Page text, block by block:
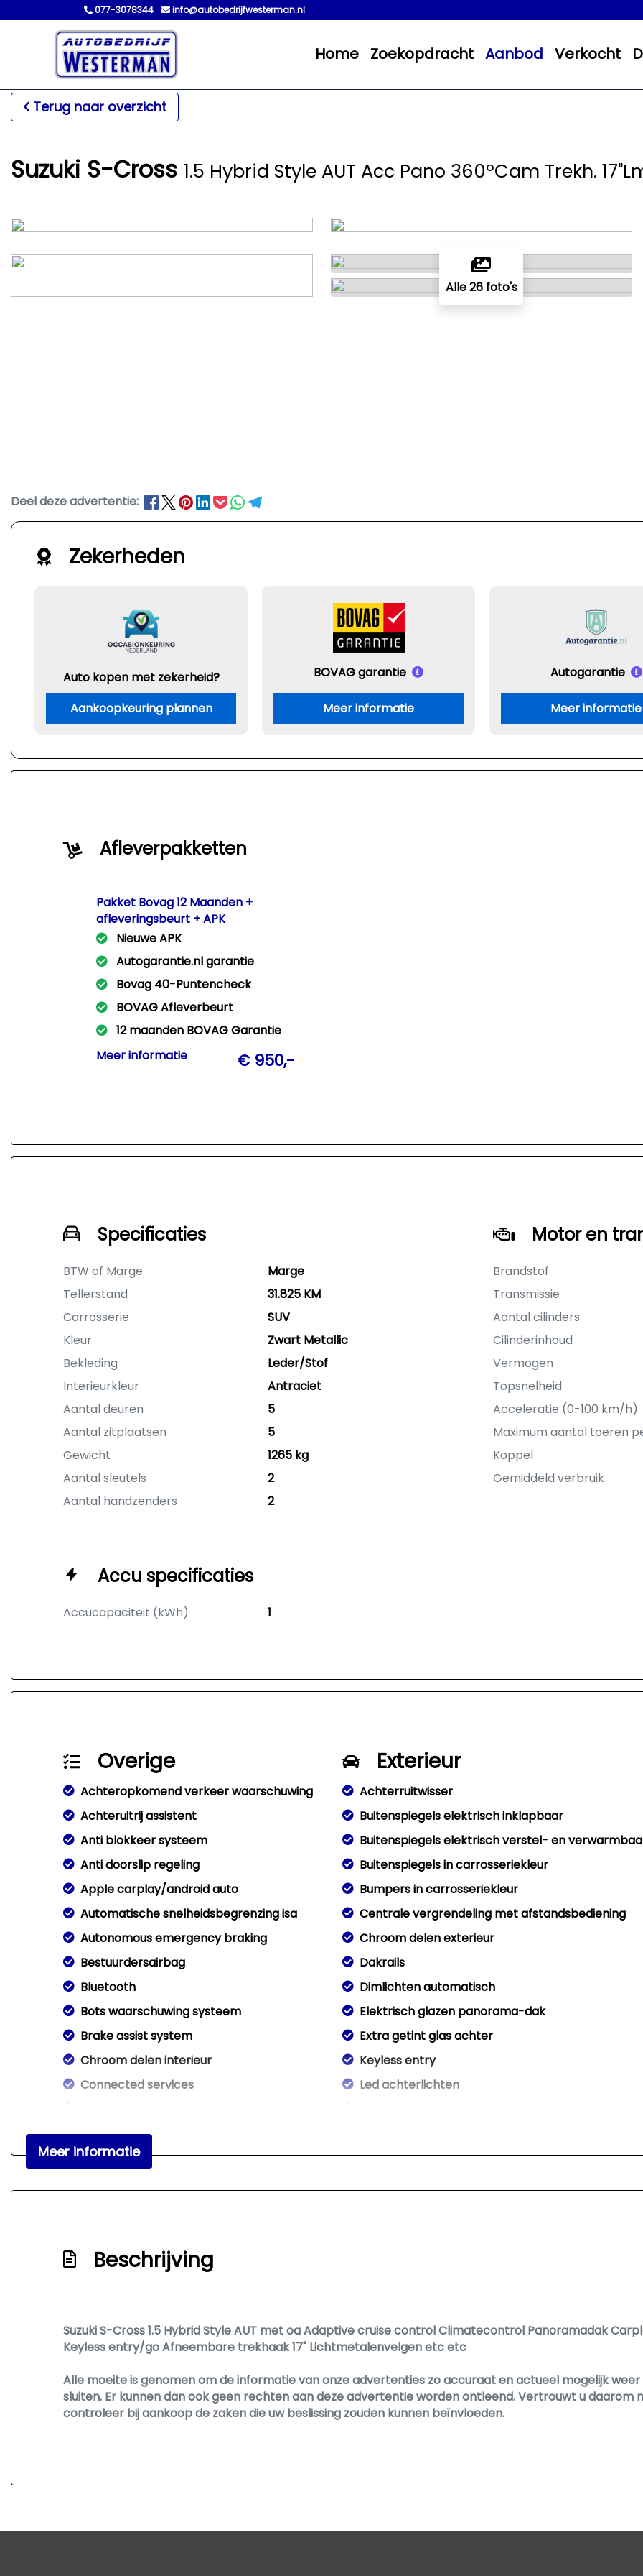
077-3078344 info@autobedrijfwesterman.nl
Home Zoekopdracht Aanbod Verkocht
Terug naar overzicht
Suzuki S-Cross 1.5 Hybrid Style AUT Acc Pano 360ºCam Trekh.
Alle 26 foto's
Deel deze advertentie:
Zekerheden
Auto kopen met zekerheid?
Aankoopkeuring plannen
BOVAG garantie
Meer informatie
Autogarantie
Meer informatie
Afleverpakketten
Pakket Bovag 12 Maanden +
afleveringsbeurt + APK
Nieuwe APK
Autogarantie.nl garantie
Bovag 40-Puntencheck
BOVAG Afleverbeurt
12 maanden BOVAG Garantie
Met dit pakket leveren wij Uw auto
rijklaar af met een nieuwe APK +
Meer informatie € 950,-
Specificaties
BTW of Marge
Marge
Tellerstand
31.825 KM
Carrosserie
SUV
Kleur
Zwart Metallic
Bekleding
Leder/Stof
Interieurkleur
Antraciet
Aantal deuren
5
Aantal zitplaatsen
5
Gewicht
1265 kg
Aantal sleutels
2
Aantal handzenders
2
Motor en
Brandstof
Transmissie
Aantal cilinders
Cilinderinhoud
Vermogen
Topsnelheid
Acceleratie (0-100 km/h)
Maximum aantal toeren
Koppel
Gemiddeld verbruik
Accu specificaties
Accucapaciteit (kWh) 1
Overige
Achteropkomend verkeer waarschuwing
Achteruitrij assistent
Anti blokkeer systeem
Anti doorslip regeling
Apple carplay/android auto
Automatische snelheidsbegrenzing isa
Autonomous emergency braking
Bestuurdersairbag
Bluetooth
Bots waarschuwing systeem
Brake assist system
Chroom delen interieur
Connected services
Elektronisch stabiliteits programma
Elektronische remkrachtverdeling
Knie airbag(s)
Multimedia scherm middel
Multimedia scherm standaard
Passagiersairbag
Rijstrooksensor met correctie
Exterieur
Achterruitwisser
Buitenspiegels elektrisch inklapbaar
Buitenspiegels elektrisch verstel- en
Buitenspiegels in carrosseriekleur
Bumpers in carrosseriekleur
Centrale vergrendeling met afstandsbediening
Chroom delen exterieur
Dakrails
Dimlichten automatisch
Elektrisch glazen panorama-dak
Extra getint glas achter
Keyless entry
Led achterlichten
Lichtmetalen velgen 17"
Parkeersensor voor
Trekhaak met afneembare kogel
Interieur
Achterbank in delen neerklapbaar
Armsteun voor
Meer informatie
Beschrijving
Suzuki S-Cross 1.5 Hybrid Style AUT met oa Adaptive cruise control Climatecontrol Panoramadak
Keyless entry/go Afneembare trekhaak 17" Lichtmetalenvelgen etc etc
Alle moeite is genomen om de informatie van onze advertenties zo accuraat en actueel mogelijk
sluiten. Er kunnen dan ook geen rechten aan deze advertentie worden ontleend. Vertrouwt u daarom
controleer bij aankoop de zaken die uw beslissing zouden kunnen beïnvloeden.